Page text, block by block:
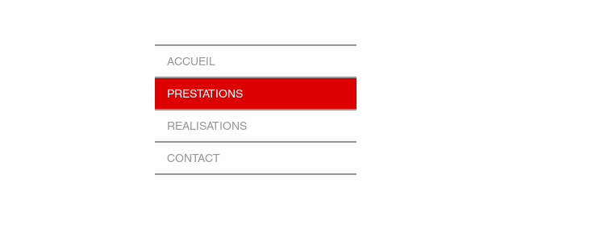
ACCUEIL
PRESTATIONS
REALISATIONS
CONTACT